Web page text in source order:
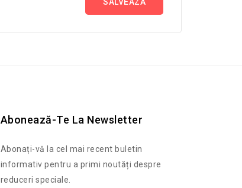
SALVEAZĂ
Abonează-Te La Newsletter
Abonați-vă la cel mai recent buletin
informativ pentru a primi noutăți despre
reduceri speciale.